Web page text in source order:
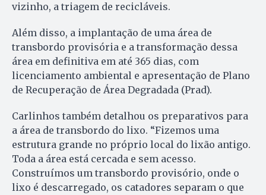
vizinho, a triagem de recicláveis.
Além disso, a implantação de uma área de
transbordo provisória e a transformação dessa
área em definitiva em até 365 dias, com
licenciamento ambiental e apresentação de Plano
de Recuperação de Área Degradada (Prad).
Carlinhos também detalhou os preparativos para
a área de transbordo do lixo. “Fizemos uma
estrutura grande no próprio local do lixão antigo.
Toda a área está cercada e sem acesso.
Construímos um transbordo provisório, onde o
lixo é descarregado, os catadores separam o que